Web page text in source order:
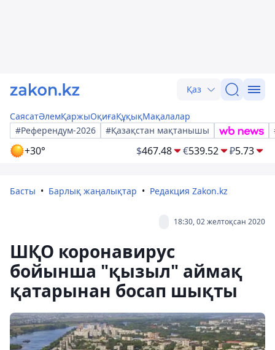
Қаз
СаясатӘлемҚаржыОқиғаҚұқықМақалалар
#Референдум-2026
#Қазақстан мақтанышы
+30° $467.48 €539.52 ₽5.73
Басты Барлық жаңалықтар Редакция Zakon.kz
18:30, 02 желтоқсан 2020
ШҚО коронавирус
бойынша "қызыл" аймақ
қатарынан босап шықты